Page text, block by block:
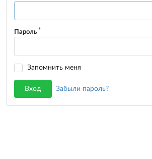
Пароль
Запомнить меня
Вход Забыли пароль?